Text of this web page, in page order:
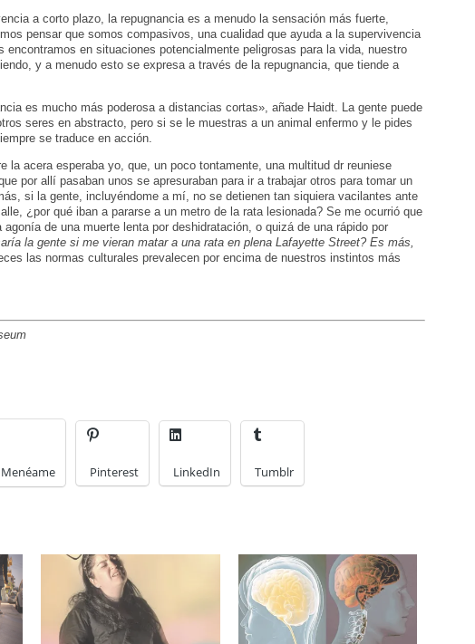
a corto plazo, la repugnancia es a menudo la sensación más fuerte,
pensar que somos compasivos, una cualidad que ayuda a la supervivencia
encontramos en situaciones potencialmente peligrosas para la vida, nuestro
y a menudo esto se expresa a través de la repugnancia, que tiende a
es mucho más poderosa a distancias cortas», añade Haidt. La gente puede
seres en abstracto, pero si se le muestras a un animal enfermo y le pides
se traduce en acción.
la acera esperaba yo, que, un poco tontamente, una multitud dr reuniese
por allí pasaban unos se apresuraban para ir a trabajar otros para tomar un
si la gente, incluyéndome a mí, no se detienen tan siquiera vacilantes ante
¿por qué iban a pararse a un metro de la rata lesionada? Se me ocurrió que
de una muerte lenta por deshidratación, o quizá de una rápido por
la gente si me vieran matar a una rata en plena Lafayette Street? Es más,
las normas culturales prevalecen por encima de nuestros instintos más
Menéame Pinterest LinkedIn Tumblr